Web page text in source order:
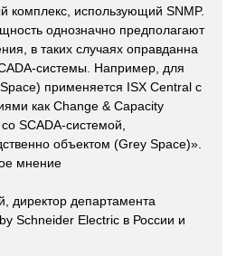
комплекс, использующий SNMP.
однозначно предполагают
в таких случаях оправданна
системы. Например, для
применяется ISX Central с
как Change & Capacity
SCADA-системой,
объектом (Grey Space)».
мнение
директор департамента
Schneider Electric в России и